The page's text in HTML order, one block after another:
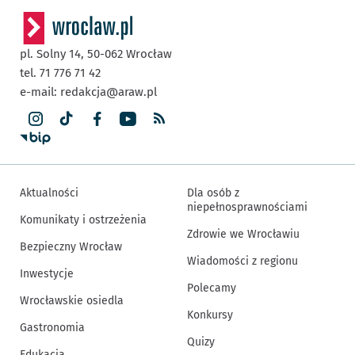
pl. Solny 14, 50-062 Wrocław
tel. 71 776 71 42
e-mail: redakcja@araw.pl
Aktualności
Komunikaty i ostrzeżenia
Bezpieczny Wrocław
Inwestycje
Wrocławskie osiedla
Gastronomia
Dla osób z
niepełnosprawnościami
Zdrowie we Wrocławiu
Wiadomości z regionu
Polecamy
Konkursy
Quizy